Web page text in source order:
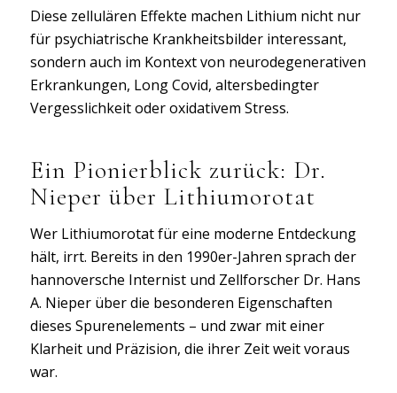
Diese zellulären Effekte machen Lithium nicht nur
für psychiatrische Krankheitsbilder interessant,
sondern auch im Kontext von neurodegenerativen
Erkrankungen, Long Covid, altersbedingter
Vergesslichkeit oder oxidativem Stress.
Ein Pionierblick zurück: Dr.
Nieper über Lithiumorotat
Wer Lithiumorotat für eine moderne Entdeckung
hält, irrt. Bereits in den 1990er-Jahren sprach der
hannoversche Internist und Zellforscher Dr. Hans
A. Nieper über die besonderen Eigenschaften
dieses Spurenelements – und zwar mit einer
Klarheit und Präzision, die ihrer Zeit weit voraus
war.